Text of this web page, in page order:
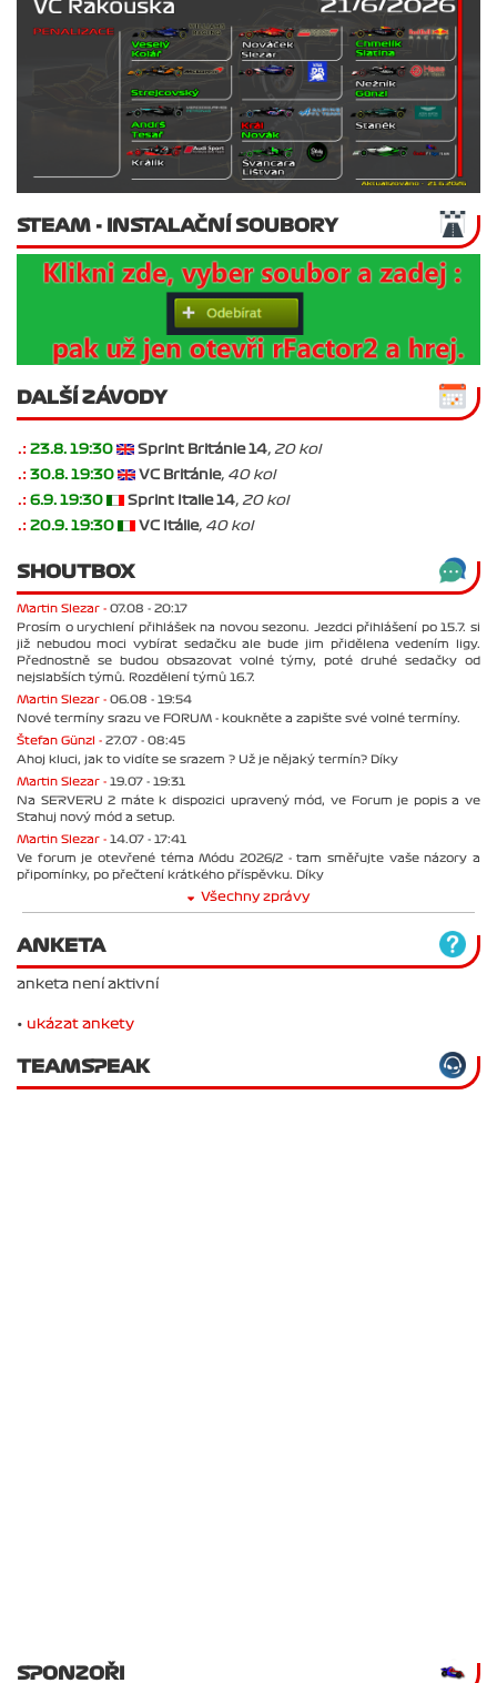
STEAM - INSTALAČNÍ SOUBORY
DALŠÍ ZÁVODY
.: 23.8. 19:30 Sprint Británie 14, 20 kol
.: 30.8. 19:30 VC Británie, 40 kol
.: 6.9. 19:30 Sprint Italie 14, 20 kol
.: 20.9. 19:30 VC Itálie, 40 kol
SHOUTBOX
Martin Slezar - 07.08 - 20:17
Prosím o urychlení přihlášek na novou sezonu. Jezdci přihlášení po 15.7. si
již nebudou moci vybírat sedačku ale bude jim přidělena vedením ligy.
Přednostně se budou obsazovat volné týmy, poté druhé sedačky od
nejslabších týmů. Rozdělení týmů 16.7.
Martin Slezar - 06.08 - 19:54
Nové termíny srazu ve FORUM - koukněte a zapište své volné termíny.
Štefan Günzl - 27.07 - 08:45
Ahoj kluci, jak to vidíte se srazem ? Už je nějaký termín? Díky
Martin Slezar - 19.07 - 19:31
Na SERVERU 2 máte k dispozici upravený mód, ve Forum je popis a ve
Stahuj nový mód a setup.
Martin Slezar - 14.07 - 17:41
Ve forum je otevřené téma Módu 2026/2 - tam směřujte vaše názory a
připomínky, po přečtení krátkého příspěvku. Díky
Všechny zprávy
ANKETA
anketa není aktivní
• ukázat ankety
TEAMSPEAK
SPONZOŘI